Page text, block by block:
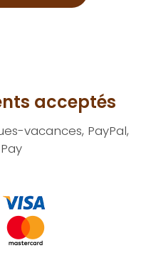
acceptés
vacances, PayPal,